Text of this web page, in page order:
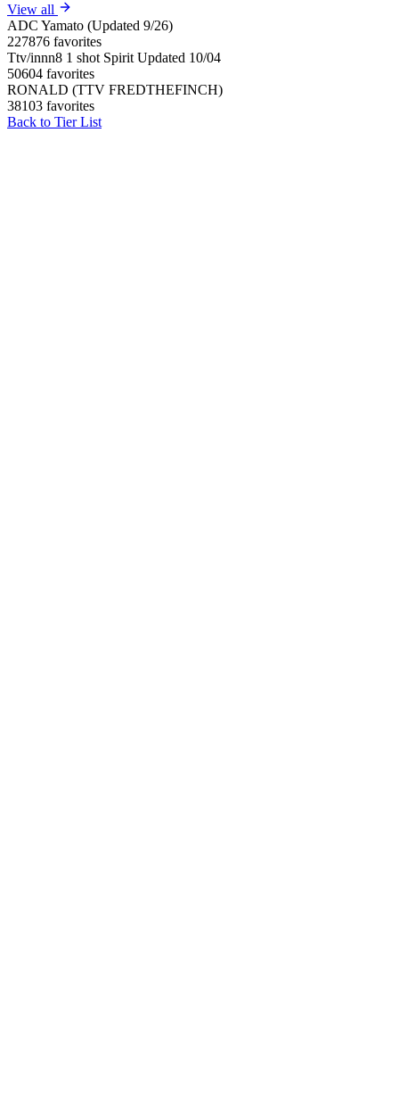
View all
ADC Yamato (Updated 9/26)
227876 favorites
Ttv/innn8 1 shot Spirit Updated 10/04
50604 favorites
RONALD (TTV FREDTHEFINCH)
38103 favorites
Back to Tier List